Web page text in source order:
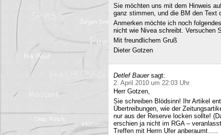
Sie möchten uns mit dem Hinweis
ganz stimmen, und die BM den Text
Anmerken möchte ich noch
nicht wie Nivea schreibt. Versuchen
Mit freundlichem Gruß
Dieter Gotzen
Detlef Bauer sagt:
2. April 2010 um 22:03 Uhr
Herr Gotzen,
Sie schreiben Blödsinn! Ihr Artikel
Übertreibungen, wie der
nur aus der Reserve locken sollte!
erschien ja nicht im RGA –
Treffen mit Herrn Ufer anberaumt…..